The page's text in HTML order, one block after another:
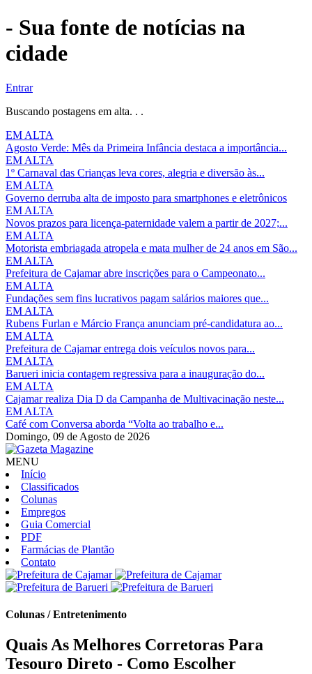
- Sua fonte de notícias na
cidade
Entrar
Buscando postagens em alta. . .
EM ALTA
Agosto Verde: Mês da Primeira Infância destaca a importância...
EM ALTA
1º Carnaval das Crianças leva cores, alegria e diversão às...
EM ALTA
Governo derruba alta de imposto para smartphones e eletrônicos
EM ALTA
Novos prazos para licença-paternidade valem a partir de 2027;...
EM ALTA
Motorista embriagada atropela e mata mulher de 24 anos em São...
EM ALTA
Prefeitura de Cajamar abre inscrições para o Campeonato...
EM ALTA
Fundações sem fins lucrativos pagam salários maiores que...
EM ALTA
Rubens Furlan e Márcio França anunciam pré-candidatura ao...
EM ALTA
Prefeitura de Cajamar entrega dois veículos novos para...
EM ALTA
Barueri inicia contagem regressiva para a inauguração do...
EM ALTA
Cajamar realiza Dia D da Campanha de Multivacinação neste...
EM ALTA
Café com Conversa aborda “Volta ao trabalho e...
Domingo, 09 de Agosto de 2026
MENU
Início
Classificados
Colunas
Empregos
Guia Comercial
PDF
Farmácias de Plantão
Contato
Colunas / Entretenimento
Quais As Melhores Corretoras Para
Tesouro Direto - Como Escolher